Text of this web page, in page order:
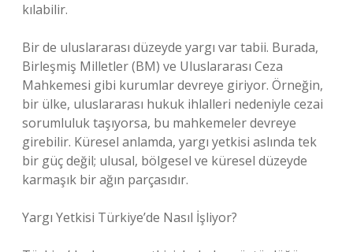
kılabilir.
Bir de uluslararası düzeyde yargı var tabii. Burada,
Birleşmiş Milletler (BM) ve Uluslararası Ceza
Mahkemesi gibi kurumlar devreye giriyor. Örneğin,
bir ülke, uluslararası hukuk ihlalleri nedeniyle cezai
sorumluluk taşıyorsa, bu mahkemeler devreye
girebilir. Küresel anlamda, yargı yetkisi aslında tek
bir güç değil; ulusal, bölgesel ve küresel düzeyde
karmaşık bir ağın parçasıdır.
Yargı Yetkisi Türkiye’de Nasıl İşliyor?